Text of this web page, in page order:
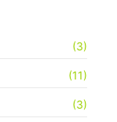
(3)
(11)
(3)